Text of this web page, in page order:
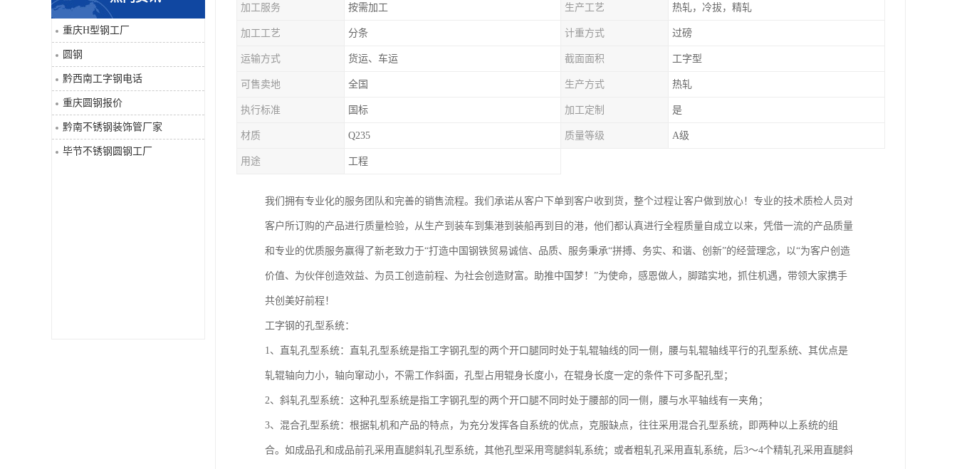
角钢
焊管
工字钢
H型钢
重庆H型钢工厂
圆钢
黔西南工字钢电话
重庆圆钢报价
黔南不锈钢装饰管厂家
毕节不锈钢圆钢工厂
加工服务 按需加工 生产工艺 热轧，冷拔，精轧
加工工艺 分条 计重方式 过磅
运输方式 货运、车运 截面面积 工字型
可售卖地 全国 生产方式 热轧
执行标准 国标 加工定制 是
材质 Q235 质量等级 A级
用途 工程
我们拥有专业化的服务团队和完善的销售流程。我们承诺从客户下单到客户收到货，整个过程让客户做到放心！专业的技术质检人员对
客户所订购的产品进行质量检验，从生产到装车到集港到装船再到目的港，他们都认真进行全程质量自成立以来，凭借一流的产品质量
和专业的优质服务赢得了新老致力于“打造中国钢铁贸易诚信、品质、服务秉承“拼搏、务实、和谐、创新”的经营理念，以“为客户创造
价值、为伙伴创造效益、为员工创造前程、为社会创造财富。助推中国梦！”为使命，感恩做人，脚踏实地，抓住机遇，带领大家携手
共创美好前程！
工字钢的孔型系统：
1、直轧孔型系统：直轧孔型系统是指工字钢孔型的两个开口腿同时处于轧辊轴线的同一侧，腰与轧辊轴线平行的孔型系统、其优点是
轧辊轴向力小，轴向窜动小，不需工作斜面，孔型占用辊身长度小，在辊身长度一定的条件下可多配孔型；
2、斜轧孔型系统：这种孔型系统是指工字钢孔型的两个开口腿不同时处于腰部的同一侧，腰与水平轴线有一夹角；
3、混合孔型系统：根据轧机和产品的特点，为充分发挥各自系统的优点，克服缺点，往往采用混合孔型系统，即两种以上系统的组
合。如成品孔和成品前孔采用直腿斜轧孔型系统，其他孔型采用弯腿斜轧系统；或者粗轧孔采用直轧系统，后3～4个精轧孔采用直腿斜